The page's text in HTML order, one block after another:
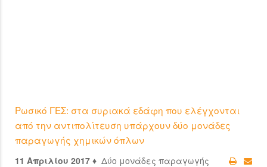
Ρωσικό ΓΕΣ: στα συριακά εδάφη που ελέγχονται
από την αντιπολίτευση υπάρχουν δύο μονάδες
παραγωγής χημικών όπλων
11 Απριλίου 2017 ♦ Δύο μονάδες παραγωγής